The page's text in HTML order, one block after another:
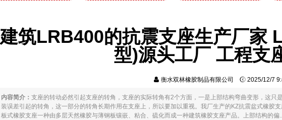
建筑LRB400的抗震支座生产厂家
型)源头工厂 工程支
衡水双林橡胶制品有限公司 2025/12/7
内容简介： 支座的转动必然引起支座的转角，支座的实际转角有2个方面，一是上部结构弯曲变形，这
装误差引起的转角，这一部分的转角长期作用在支座上，所以要加以重视。我厂生产的KZ抗震盆式橡胶
板式橡胶支座一种由多层天然橡胶与薄钢板镶嵌、粘合、硫化而成一种建筑橡胶支座产品。上部结构的偏